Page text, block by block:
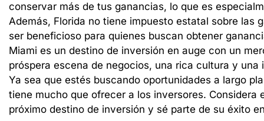
conservar más de tus ganancias, lo que es
Además, Florida no tiene impuesto estatal sobre las
ser beneficioso para quienes buscan obtener
Miami es un destino de inversión en auge con un
próspera escena de negocios, una rica cultura y una
Ya sea que estés buscando oportunidades a largo
tiene mucho que ofrecer a los inversores. Considera
próximo destino de inversión y sé parte de su éxito